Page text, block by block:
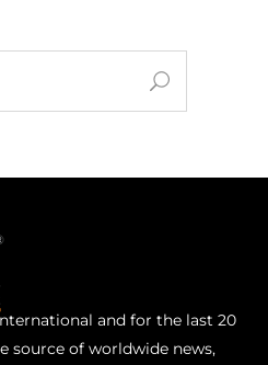
and for the last 20
source of worldwide news,